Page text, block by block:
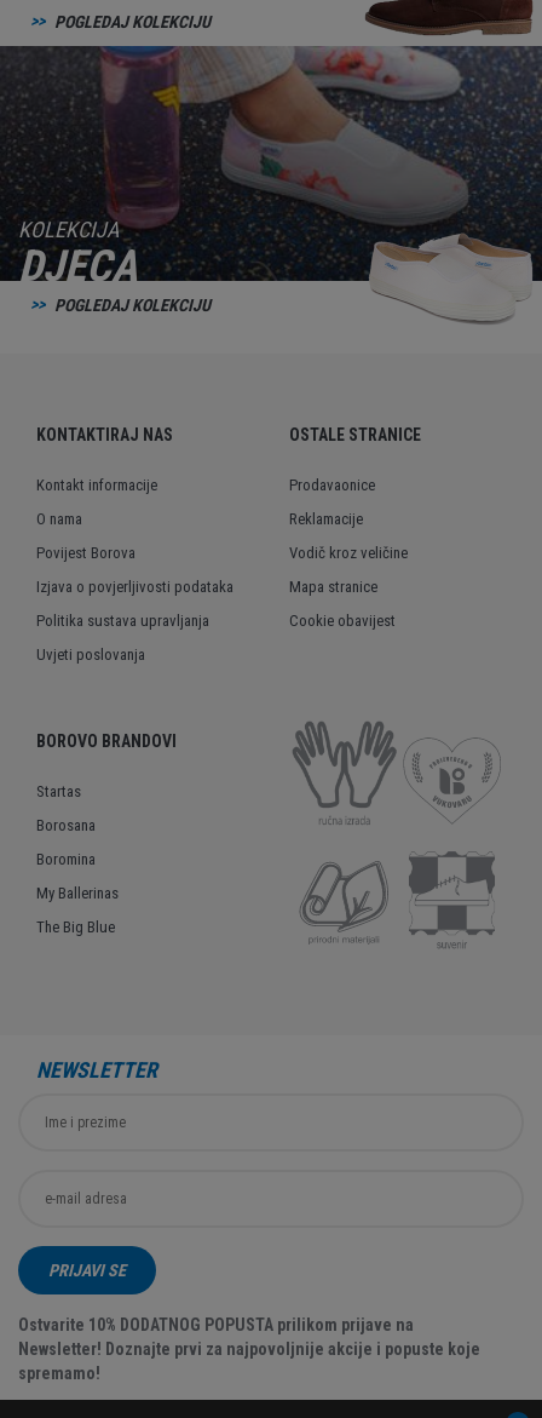
POGLEDAJ KOLEKCIJU
KOLEKCIJA
DJECA
POGLEDAJ KOLEKCIJU
KONTAKTIRAJ NAS
Kontakt informacije
O nama
Povijest Borova
Izjava o povjerljivosti podataka
Politika sustava upravljanja
Uvjeti poslovanja
OSTALE STRANICE
Prodavaonice
Reklamacije
Vodič kroz veličine
Mapa stranice
Cookie obavijest
BOROVO BRANDOVI
Startas
Borosana
Boromina
My Ballerinas
The Big Blue
NEWSLETTER
PRIJAVI SE
Ostvarite 10% DODATNOG POPUSTA prilikom prijave na
Newsletter! Doznajte prvi za najpovoljnije akcije i popuste koje
spremamo!